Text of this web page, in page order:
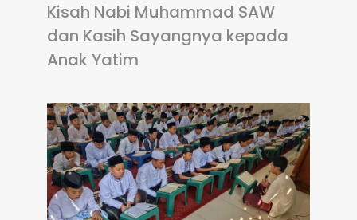
Kisah Nabi Muhammad SAW
dan Kasih Sayangnya kepada
Anak Yatim